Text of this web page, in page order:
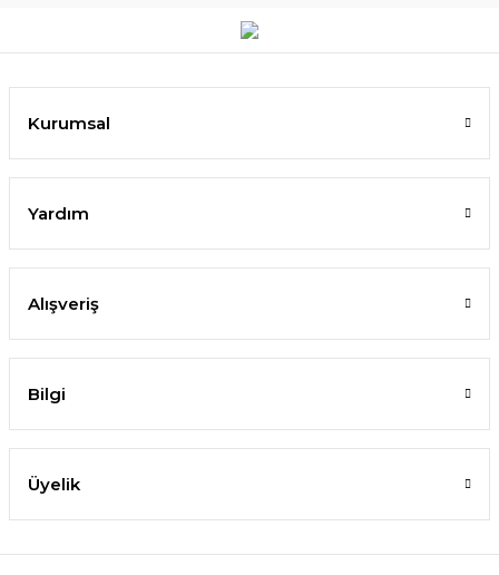
Kurumsal
Yardım
Alışveriş
Bilgi
Üyelik